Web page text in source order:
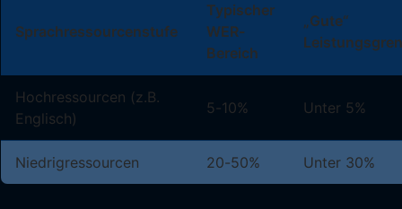
Sprachressourcenstufe
Typischer
WER-
Bereich
„Gute“
Hochressourcen (z.B.
Englisch)
5-10% Unter 5%
Niedrigressourcen 20-50% Unter 30%